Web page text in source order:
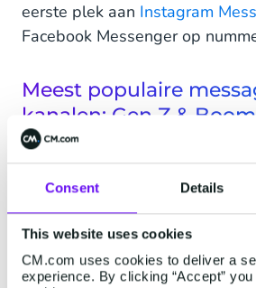
Consent Details
This website uses cookies
CM.com uses cookies to deliver a
experience. By clicking “Accept”
eerste plek aan Instagram
Facebook Messenger op
Meest populaire
kanalen: Gen Z &